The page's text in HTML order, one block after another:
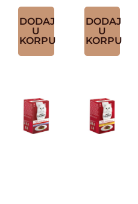
DODAJ
U
KORPU
DODAJ
U
KORPU